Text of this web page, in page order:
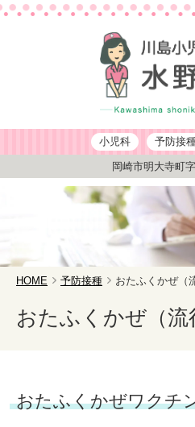
小児科 予防接
岡崎市明大寺町
HOME 予防接種 おたふくかぜ（
おたふくかぜ（流
おたふくかぜワクチ